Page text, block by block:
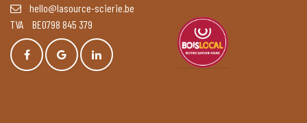
hello@lasource-scierie.be
TVA BE0798 845 379